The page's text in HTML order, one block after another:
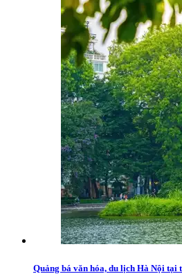
Quảng bá văn hóa, du lịch Hà Nội tại